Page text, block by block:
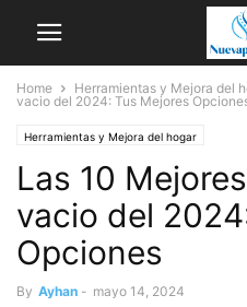
Home Herramientas y Mejora del
vacio del 2024: Tus Mejores
Herramientas y Mejora del hogar
Las 10
vacio del
Opciones
By Ayhan - mayo 14, 2024